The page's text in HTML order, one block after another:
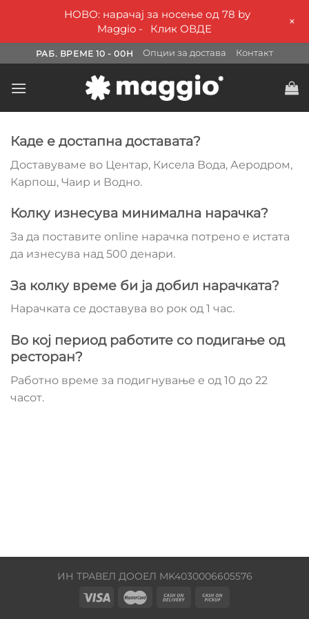
to
content
РАБ. ВРЕМЕ 10 - 00H Опции за достава Контакт
Каде е достапна доставата?
Доставуваме во Центар, Кисела Вода, Аеродром,
Карпош, Чаир и Водно.
Колку изнесува минимална нарачка?
За да поставите online нарачка потрено е истата
да изнесува над 500 денари.
За колку време би ја добил нарачката?
Нарачката се доставува во рок од 1 час.
Во кој период работите со подигање од
ресторан?
Работно време за подигнување е од 10 до 22
часот.
ИН ТРАВЕЛ ДООЕЛ MK4030006605576
НОВО: нарачај за носење од 78 by
Maggio -
Клик ОВДЕ +